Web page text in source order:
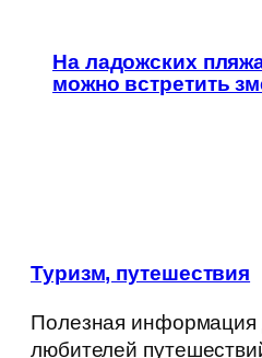
На ладожских
можно встретить
Туризм, путешествия
Полезная информация
любителей